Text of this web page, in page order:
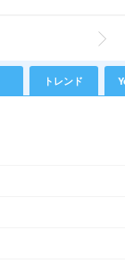
トレンド